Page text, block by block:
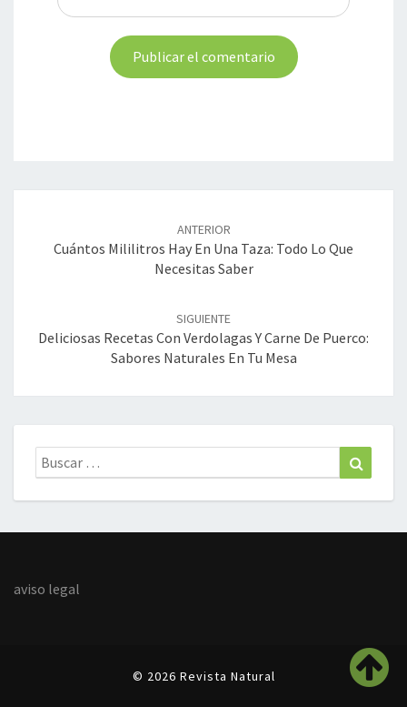
entradas
ANTERIOR
Cuántos Mililitros Hay En Una Taza: Todo Lo Que
Necesitas Saber
SIGUIENTE
Deliciosas Recetas Con Verdolagas Y Carne De Puerco:
Sabores Naturales En Tu Mesa
Buscar:
aviso legal
© 2026 Revista Natural